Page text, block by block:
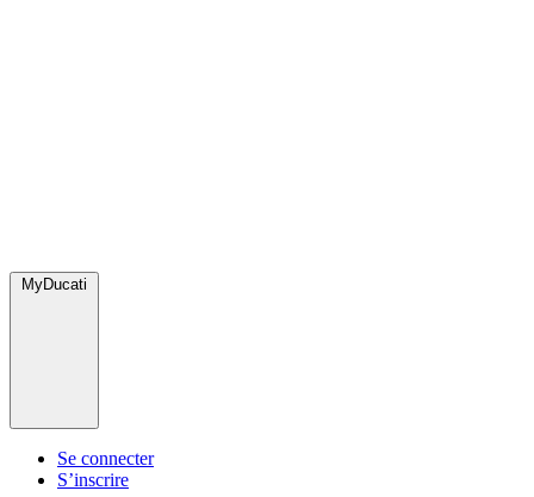
MyDucati
Se connecter
S’inscrire